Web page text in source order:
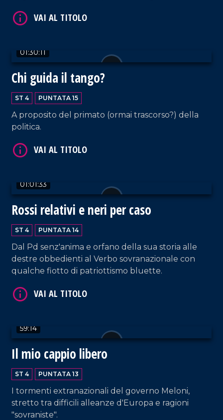
01:30:11
Chi guida il tango?
ST 4 PUNTATA 15
A proposito del primato (ormai trascorso?) della
politica.
01:01:33
Rossi relativi e neri per caso
ST 4 PUNTATA 14
Dal Pd senz'anima e orfano della sua storia alle
destre obbedienti al Verbo sovranazionale con
qualche fiotto di patriottismo bluette.
59:14
Il mio cappio libero
ST 4 PUNTATA 13
I tormenti extranazionali del governo Meloni,
stretto tra difficili alleanze d'Europa e ragioni
"sovraniste".
VAI AL TITOLO
VAI AL TITOLO
VAI AL TITOLO